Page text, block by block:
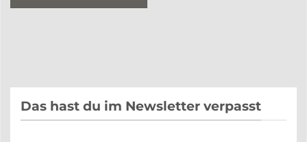
Das hast du im Newsletter verpasst